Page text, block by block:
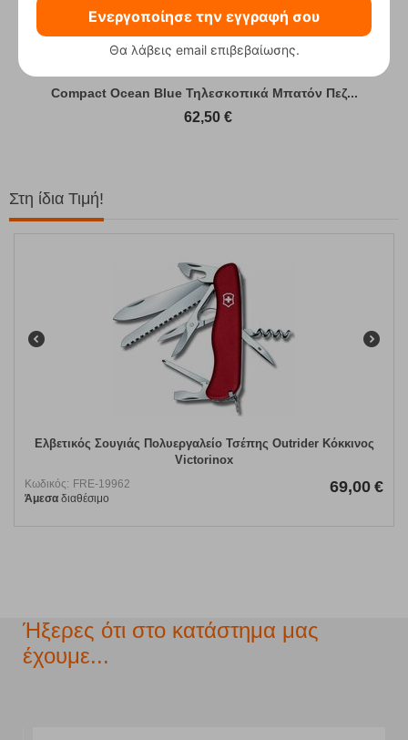
Compact Ocean Blue Τηλεσκοπικά Μπατόν Πεζ...
62,50 €
Στη ίδια Τιμή!
Ελβετικός Σουγιάς Πολυεργαλείο Τσέπης Outrider Κόκκινος
Victorinox
Κωδικός: FRE-19962
Άμεσα διαθέσιμο
69,00 €
Ήξερες ότι στο κατάστημα μας
έχουμε...
Ενεργοποίησε την εγγραφή σου
Θα λάβεις email επιβεβαίωσης.